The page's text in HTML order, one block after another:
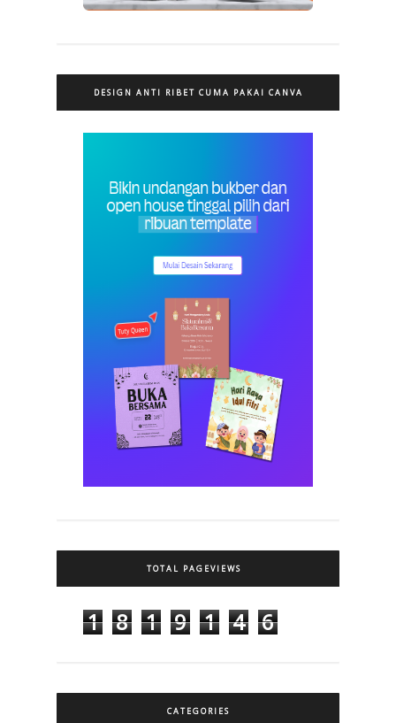
DESIGN ANTI RIBET CUMA PAKAI CANVA
TOTAL PAGEVIEWS
1 8 1 9 1 4 6
CATEGORIES